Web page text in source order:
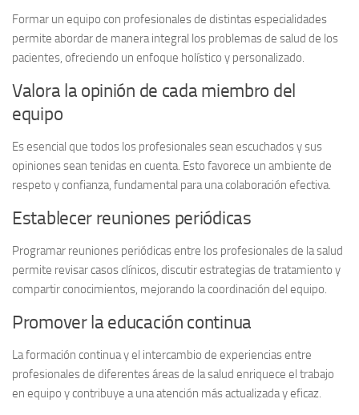
Formar un equipo con profesionales de distintas especialidades
permite abordar de manera integral los problemas de salud de los
pacientes, ofreciendo un enfoque holístico y personalizado.
Valora la opinión de cada miembro del
equipo
Es esencial que todos los profesionales sean escuchados y sus
opiniones sean tenidas en cuenta. Esto favorece un ambiente de
respeto y confianza, fundamental para una colaboración efectiva.
Establecer reuniones periódicas
Programar reuniones periódicas entre los profesionales de la salud
permite revisar casos clínicos, discutir estrategias de tratamiento y
compartir conocimientos, mejorando la coordinación del equipo.
Promover la educación continua
La formación continua y el intercambio de experiencias entre
profesionales de diferentes áreas de la salud enriquece el trabajo
en equipo y contribuye a una atención más actualizada y eficaz.